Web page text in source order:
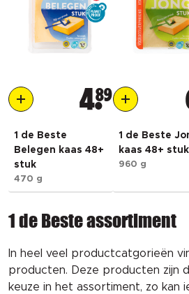
489
1 de Beste
Belegen kaas 48+
stuk
470 g
1 de Beste
kaas 48+ stuk
960 g
1 de Beste assortiment
In heel veel productcatgorieën
producten. Deze producten zijn
keuze in het assortiment, zo kan